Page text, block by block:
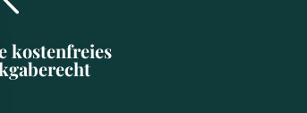
kostenfreies